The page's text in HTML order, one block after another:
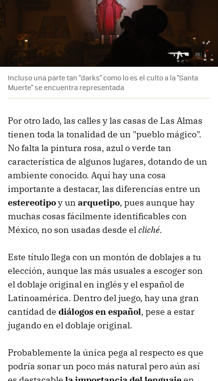
Incluso una parte tan "darks" como lo es el culto a la "Santa
Muerte" se encuentra representada
Por otro lado, las calles y las casas de Las Almas
tienen toda la tonalidad de un "pueblo mágico".
No falta la pintura rosa, azul o verde tan
característica de algunos lugares, dotando de un
ambiente conocido. Aquí hay una cosa
importante a destacar, las diferencias entre un
estereotipoy un arquetipo, pues aunque hay
muchas cosas fácilmente identificables con
México, no son usadas desde el cliché.
Este título llega con un montón de doblajes a tu
elección, aunque las más usuales a escoger son
el doblaje original en inglés y el español de
Latinoamérica. Dentro del juego, hay una gran
cantidad de diálogos en español, pese a estar
jugando en el doblaje original.
Probablemente la única pega al respecto es que
podría sonar un poco más natural pero aún así